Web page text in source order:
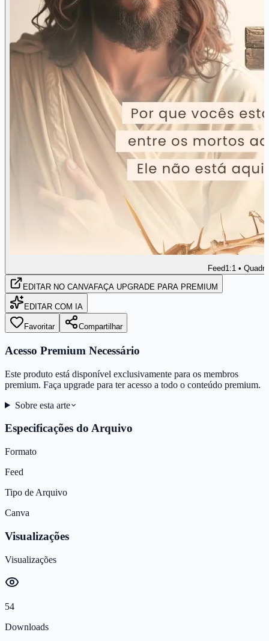
Feed1:1 •
EDITAR NO CANVAFAÇA UPGRADE PARA PREMIUM
EDITAR COM IA
Favoritar Compartilhar
Acesso Premium Necessário
Este produto está disponível exclusivamente para os membros
premium. Faça upgrade para ter acesso a todo o conteúdo premium.
Sobre esta arte
Especificações do Arquivo
Formato
Feed
Tipo de Arquivo
Canva
Visualizações
Visualizações
54
Downloads